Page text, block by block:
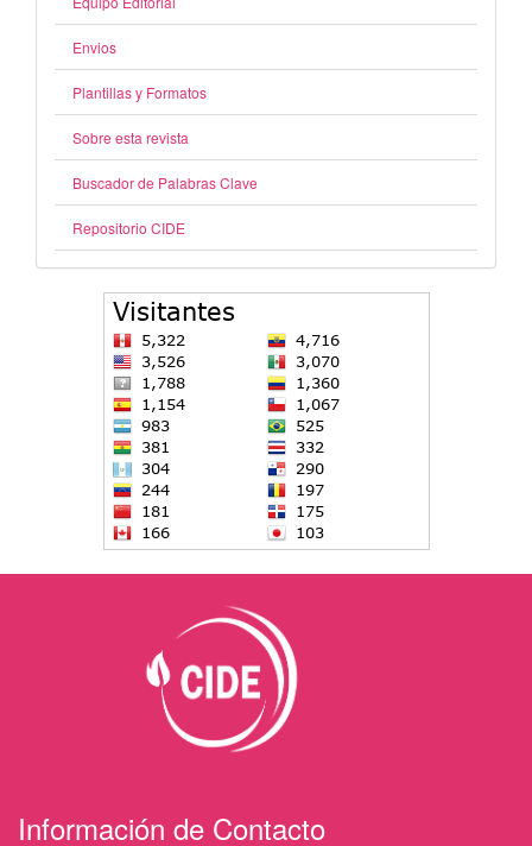
Envios
Plantillas y Formatos
Sobre esta revista
Buscador de Palabras Clave
Repositorio CIDE
Información de Contacto